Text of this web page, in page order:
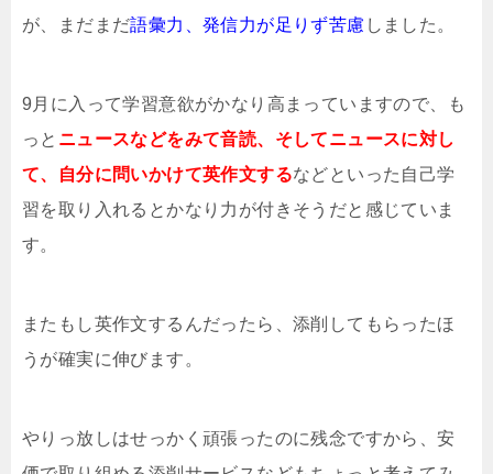
が、まだまだ語彙力、発信力が足りず苦慮 しました。
9月に入って学習意欲がかなり高まっていますので、も
っと ニュースなどをみて音読、そしてニュースに対し
て、自分に問いかけて英作文するなどといった自己学
習を取り入れるとかなり力が付きそうだと感じていま
す。
またもし英作文するんだったら、添削してもらったほ
うが確実に伸びます。
やりっ放しはせっかく頑張ったのに残念ですから、安